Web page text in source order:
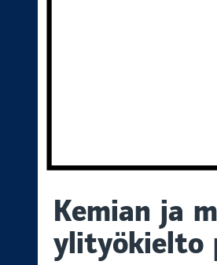
Kemian ja
ylityökielto